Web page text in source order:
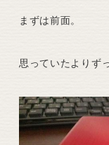
まずは前面。
思っていたよりず